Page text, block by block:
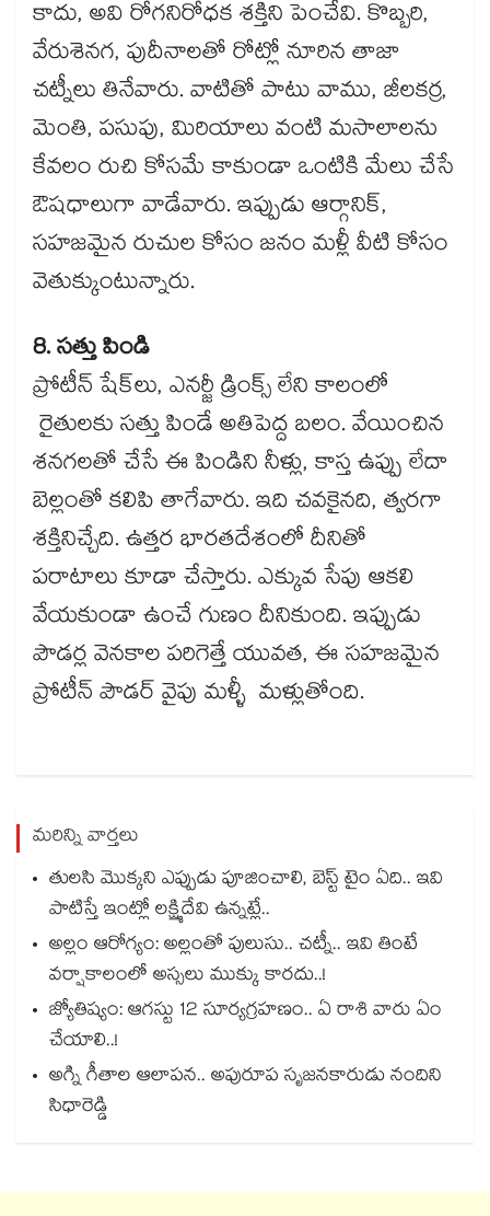
కాదు, అవి రోగనిరోధక శక్తిని పెంచేవి. కొబ్బరి,
వేరుశెనగ, పుదీనాలతో రోట్లో నూరిన తాజా
చట్నీలు తినేవారు. వాటితో పాటు వాము, జీలకర్ర,
మెంతి, పసుపు, మిరియాలు వంటి మసాలాలను
కేవలం రుచి కోసమే కాకుండా ఒంటికి మేలు చేసే
ఔషధాలుగా వాడేవారు. ఇప్పుడు ఆర్గానిక్,
సహజమైన రుచుల కోసం జనం మళ్లీ వీటి కోసం
వెతుక్కుంటున్నారు.
8. సత్తు పిండి
ప్రోటీన్ షేక్‌లు, ఎనర్జీ డ్రింక్స్ లేని కాలంలో
రైతులకు సత్తు పిండే అతిపెద్ద బలం. వేయించిన
శనగలతో చేసే ఈ పిండిని నీళ్లు, కాస్త ఉప్పు లేదా
బెల్లంతో కలిపి తాగేవారు. ఇది చవకైనది, త్వరగా
శక్తినిచ్చేది. ఉత్తర భారతదేశంలో దీనితో
పరాటాలు కూడా చేస్తారు. ఎక్కువ సేపు ఆకలి
వేయకుండా ఉంచే గుణం దీనికుంది. ఇప్పుడు
పౌడర్ల వెనకాల పరిగెత్తే యువత, ఈ సహజమైన
ప్రోటీన్ పౌడర్ వైపు మళ్ళీ మళ్లుతోంది.
మరిన్ని వార్తలు
తులసి మొక్కని ఎప్పుడు పూజించాలి, బెస్ట్ టైం ఏది.. ఇవి
పాటిస్తే ఇంట్లో లక్ష్మిదేవి ఉన్నట్లే..
అల్లం ఆరోగ్యం: అల్లంతో పులుసు.. చట్నీ.. ఇవి తింటే
వర్షాకాలంలో అస్సలు ముక్కు కారదు..!
జ్యోతిష్యం: ఆగస్టు 12 సూర్యగ్రహణం.. ఏ రాశి వారు ఏం
చేయాలి..!
అగ్ని గీతాల ఆలాపన.. అపురూప సృజనకారుడు నందిని
సిధారెడ్డి